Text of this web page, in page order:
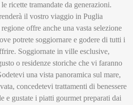
ricette tramandate da generazioni.
il vostro viaggio in Puglia
offre anche una vasta selezione
potrete soggiornare e godere di tutti i
Soggiornate in ville esclusive,
o residenze storiche che vi faranno
una vista panoramica sul mare,
concedetevi trattamenti di benessere
e gustate i piatti gourmet preparati dai